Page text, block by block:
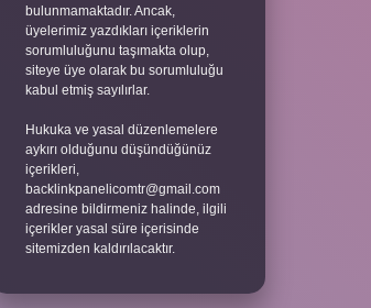
bulunmamaktadır. Ancak,
üyelerimiz yazdıkları içeriklerin
sorumluluğunu taşımakta olup,
siteye üye olarak bu sorumluluğu
kabul etmiş sayılırlar.
Hukuka ve yasal düzenlemelere
aykırı olduğunu düşündüğünüz
içerikleri,
backlinkpanelicomtr@gmail.com
adresine bildirmeniz halinde, ilgili
içerikler yasal süre içerisinde
sitemizden kaldırılacaktır.